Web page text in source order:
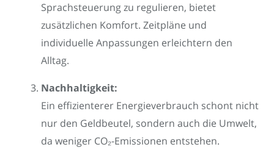
Sprachsteuerung zu regulieren, bietet
zusätzlichen Komfort. Zeitpläne und
individuelle Anpassungen erleichtern den
Alltag.
Nachhaltigkeit:
Ein effizienterer Energieverbrauch schont nicht
nur den Geldbeutel, sondern auch die Umwelt,
da weniger CO₂-Emissionen entstehen.